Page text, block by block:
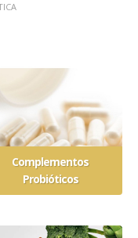
Complementos
Probióticos